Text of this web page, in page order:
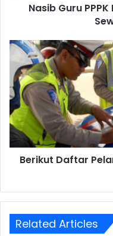
Nasib Guru
Berikut
Daftar
Pelanggaran
Lalu
Lintas
Incaran
Polisi
Berikut Daftar
Related Articles